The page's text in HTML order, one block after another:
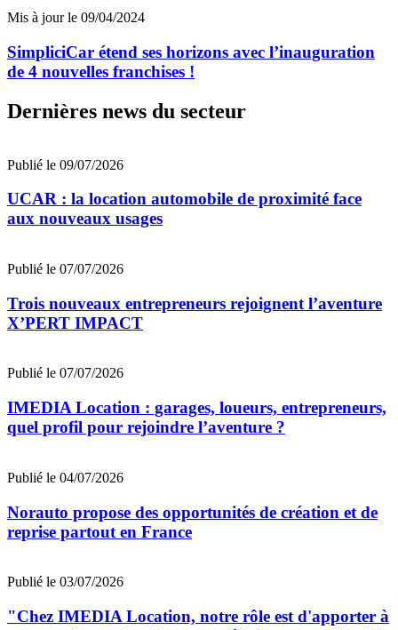
Mis à jour le 09/04/2024
SimpliciCar étend ses horizons avec l’inauguration
de 4 nouvelles franchises !
Dernières news du secteur
Publié le 09/07/2026
UCAR : la location automobile de proximité face
aux nouveaux usages
Publié le 07/07/2026
Trois nouveaux entrepreneurs rejoignent l’aventure
X’PERT IMPACT
Publié le 07/07/2026
IMEDIA Location : garages, loueurs, entrepreneurs,
quel profil pour rejoindre l’aventure ?
Publié le 04/07/2026
Norauto propose des opportunités de création et de
reprise partout en France
Publié le 03/07/2026
"Chez IMEDIA Location, notre rôle est d'apporter à